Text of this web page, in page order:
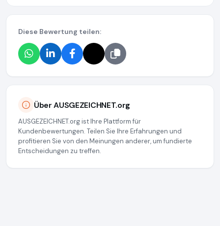
Diese Bewertung teilen:
Über AUSGEZEICHNET.org
AUSGEZEICHNET.org ist Ihre Plattform für
Kundenbewertungen. Teilen Sie Ihre Erfahrungen und
profitieren Sie von den Meinungen anderer, um fundierte
Entscheidungen zu treffen.